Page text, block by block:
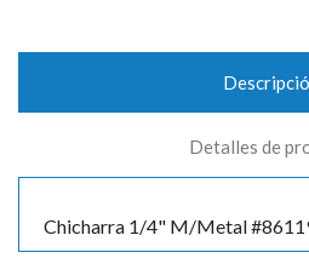
Detalles de
Chicharra 1/4" M/Metal